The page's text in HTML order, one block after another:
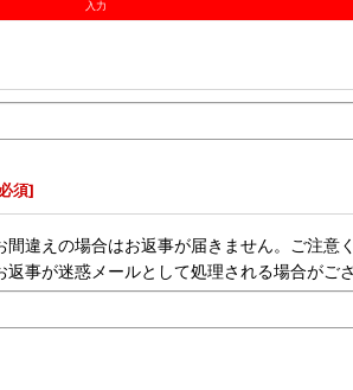
入力
必須]
間違えの場合はお返事が届きません。ご注意く
返事が迷惑メールとして処理される場合がご